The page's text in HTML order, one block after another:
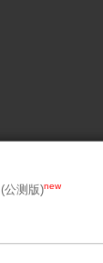
(公测版)new